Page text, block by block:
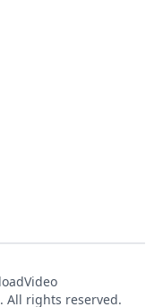
. All rights reserved.